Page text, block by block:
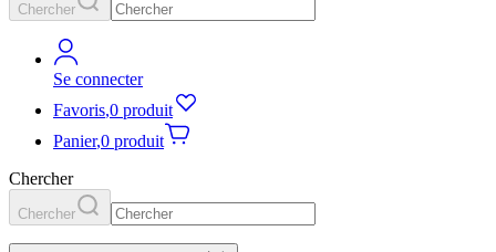
Chercher
Se connecter
Favoris,0 produit
Panier,0 produit
Chercher
Chercher